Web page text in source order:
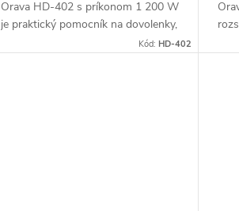
Orava HD-402 s príkonom 1 200 W
je praktický pomocník na dovolenky,
služobné cesty aj víkendové pobyty.
Kód:HD-402
(0